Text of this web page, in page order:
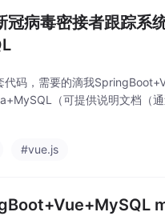
病毒密接者跟踪系
码，需要的滴我
（可提供说明文档（通
#vue.js